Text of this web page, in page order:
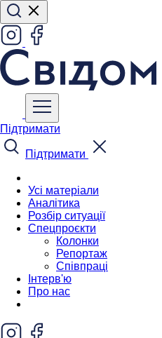
Підтримати
Підтримати
Усі матеріали
Аналітика
Розбір ситуації
Спецпроєкти
Колонки
Репортаж
Співпраці
Інтерв'ю
Про нас